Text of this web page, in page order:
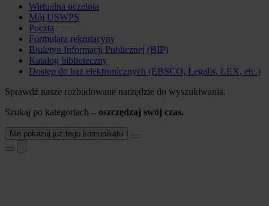
Wirtualna uczelnia
Mój USWPS
Poczta
Formularz rekrutacyny
Biuletyn Informacji Publicznej (BIP)
Katalog biblioteczny
Dostęp do baz elektronicznych (EBSCO, Legalis, LEX, etc.)
Sprawdź nasze rozbudowane narzędzie do wyszukiwania.
Szukaj po kategoriach – oszczędzaj swój czas.
Nie pokazuj już tego komunikatu